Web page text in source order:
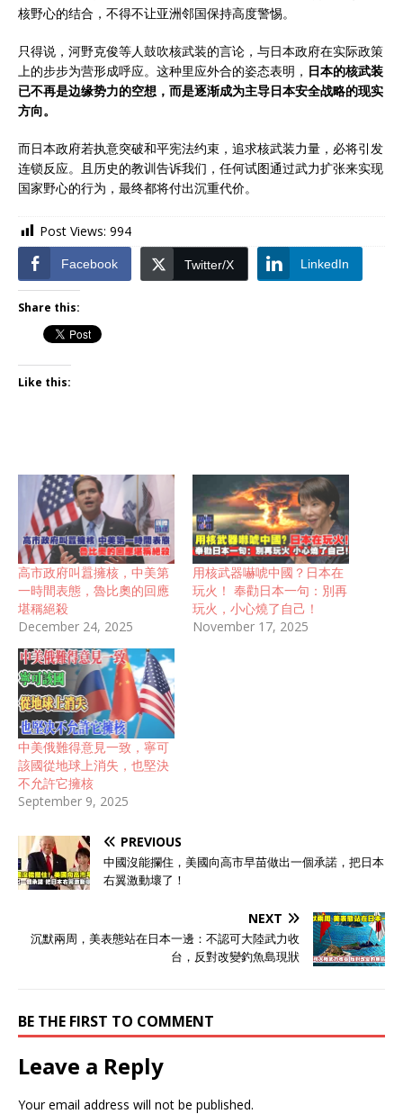
核野心的结合，不得不让亚洲邻国保持高度警惕。
只得说，河野克俊等人鼓吹核武装的言论，与日本政府在实际政策
上的步步为营形成呼应。这种里应外合的姿态表明， 日本的核武装
已不再是边缘势力的空想，而是逐渐成为主导日本安全战略的现实
方向。
而日本政府若执意突破和平宪法约束，追求核武装力量，必将引发
连锁反应。且历史的教训告诉我们，任何试图通过武力扩张来实现
国家野心的行为，最终都将付出沉重代价。
Post Views: 994
Facebook Twitter/X LinkedIn
Share this:
Like this:
高市政府叫囂擁核，中美第
一時間表態，魯比奧的回應
堪稱絕殺
December 24, 2025
用核武器嚇唬中國？日本在
玩火！ 奉勸日本一句：別再
玩火，小心燒了自己！
November 17, 2025
中美俄難得意見一致，寧可
該國從地球上消失，也堅決
不允許它擁核
September 9, 2025
PREVIOUS
中國沒能攔住，美國向高市早苗做出一個承諾，把日本
右翼激動壞了！
NEXT
沉默兩周，美表態站在日本一邊：不認可大陸武力收
台，反對改變釣魚島現狀
BE THE FIRST TO COMMENT
Leave a Reply
Your email address will not be published.